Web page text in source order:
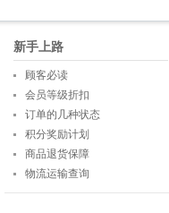
新手上路
顾客必读
会员等级折扣
订单的几种状态
积分奖励计划
商品退货保障
物流运输查询